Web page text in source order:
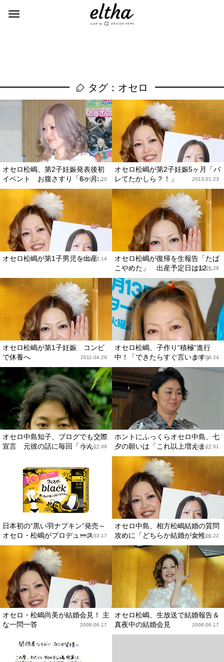
タグ：オセロ
オセロ松嶋、第2子妊娠発表後初
イベント お腹さすり「6ヶ月...
2013.02.20
オセロ松嶋が第2子妊娠5ヶ月「バ
レてたかしら？！」
2013.01.23
オセロ松嶋が第1子男児を出産
2011.12.14
オセロ松嶋が復帰を生報告「たば
こやめた」 出産予定日は12...
2011.05.28
オセロ松嶋が第1子妊娠 コンビ
で休養へ
2011.04.29
オセロ松嶋、子作り“積極”進行
中！「できたらすぐ言います」
2009.09.24
オセロ中島知子、ブログでも交際
宣言 元彼の話に毎回「うん...
2009.07.09
ホントにふっくらオセロ中島、七
夕の願いは「これ以上増えま...
2009.07.01
日本初の“黒い羽ナプキン”発売～
オセロ・松嶋がプロデュース2009.03.17
オセロ中島、相方松嶋結婚の質問
攻めに「どちらか結婚が女性...
2008.06.22
オセロ・松嶋尚美が結婚会見！ 主
な一問一答
2008.06.17
オセロ松嶋、生放送で結婚報告＆
真夜中の結婚会見
2008.06.17